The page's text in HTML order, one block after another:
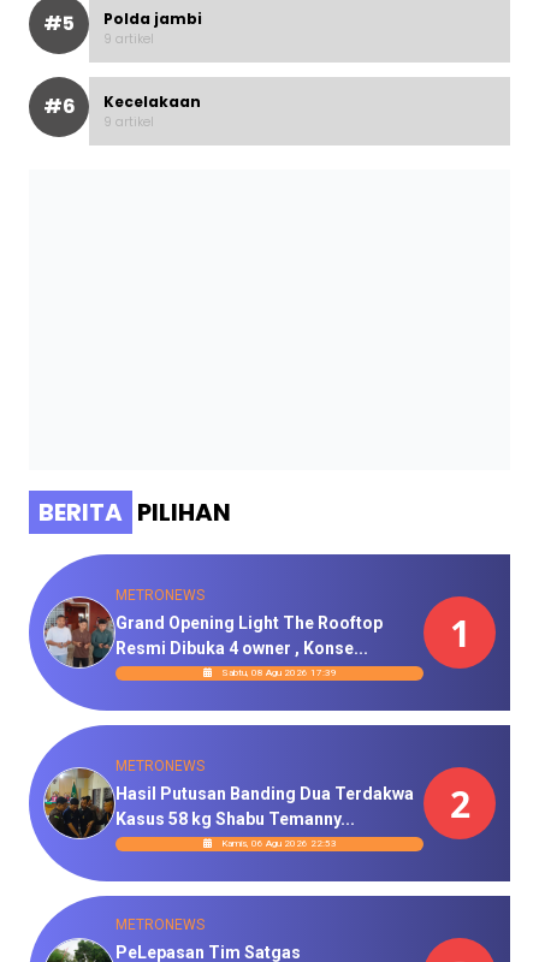
#5 Polda jambi
9 artikel
#6 Kecelakaan
9 artikel
BERITA PILIHAN
METRONEWS
Grand Opening Light The Rooftop
Resmi Dibuka 4 owner , Konse...
Sabtu, 08 Agu 2026 17:39
1
METRONEWS
Hasil Putusan Banding Dua Terdakwa
Kasus 58 kg Shabu Temanny...
Kamis, 06 Agu 2026 22:53
2
METRONEWS
PeLepasan Tim Satgas